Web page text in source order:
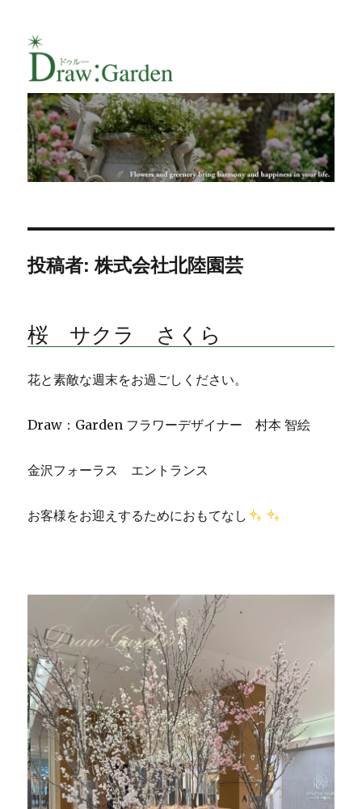
Draw:Gardenのフラワー・ガーデンデ
ザイナーChie Muramotoによるブログ
投稿者:株式会社北陸園芸
桜 サクラ さくら
花と素敵な週末をお過ごしください。
Draw：Garden フラワーデザイナー 村本 智絵
金沢フォーラス エントランス
お客様をお迎えするためにおもてなし